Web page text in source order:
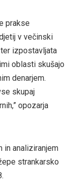
prakse
v večinski
izpostavljata
oblasti skušajo
denarjem.
skupaj
opozarja
in analiziranjem
strankarsko